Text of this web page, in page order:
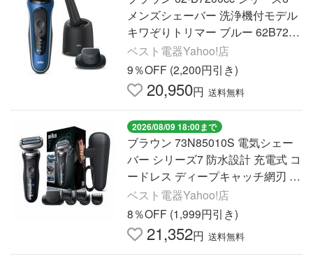
メンズシェーバー 洗浄機付モデル
キワぞりトリマー ブルー 62B7200
cc
ベスト電器Yahoo!店
9％OFF (2,200円引き)
20,950円 送料無料
2026/08/09 18:00まで
ブラウン 73N85010S 電気シェー
バー シリーズ7 防水設計 充電式 コ
ードレス ディープキャッチ網刃 3
枚刃 ブラック
ベスト電器Yahoo!店
8％OFF (1,999円引き)
21,352円 送料無料